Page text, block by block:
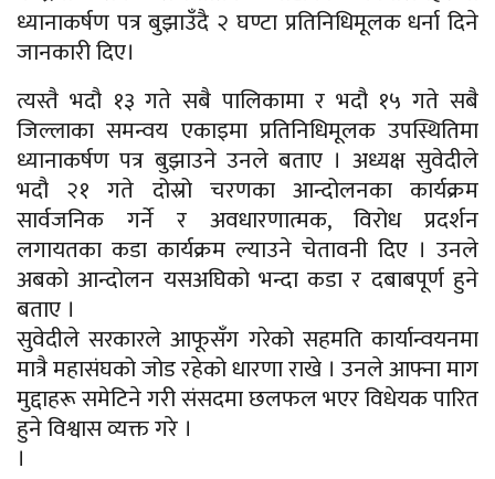
ध्यानाकर्षण पत्र बुझाउँदै २ घण्टा प्रतिनिधिमूलक धर्ना दिने
जानकारी दिए।
त्यस्तै भदौ १३ गते सबै पालिकामा र भदौ १५ गते सबै
जिल्लाका समन्वय एकाइमा प्रतिनिधिमूलक उपस्थितिमा
ध्यानाकर्षण पत्र बुझाउने उनले बताए । अध्यक्ष सुवेदीले
भदौ २१ गते दोस्रो चरणका आन्दोलनका कार्यक्रम
सार्वजनिक गर्ने र अवधारणात्मक, विरोध प्रदर्शन
लगायतका कडा कार्यक्रम ल्याउने चेतावनी दिए । उनले
अबको आन्दोलन यसअघिको भन्दा कडा र दबाबपूर्ण हुने
बताए ।
सुवेदीले सरकारले आफूसँग गरेको सहमति कार्यान्वयनमा
मात्रै महासंघको जोड रहेको धारणा राखे । उनले आफ्ना माग
मुद्दाहरू समेटिने गरी संसदमा छलफल भएर विधेयक पारित
हुने विश्वास व्यक्त गरे ।
।